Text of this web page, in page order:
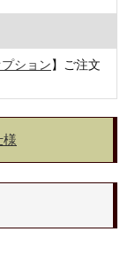
ション】ご注文
様